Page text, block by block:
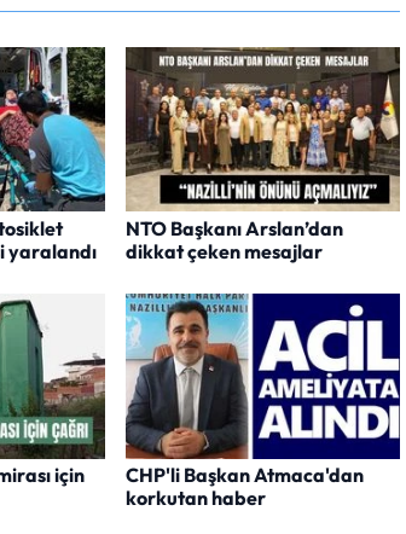
yaralandı
NTO Başkanı Arslan’dan
dikkat çeken mesajlar
için
CHP'li Başkan Atmaca'dan
korkutan haber